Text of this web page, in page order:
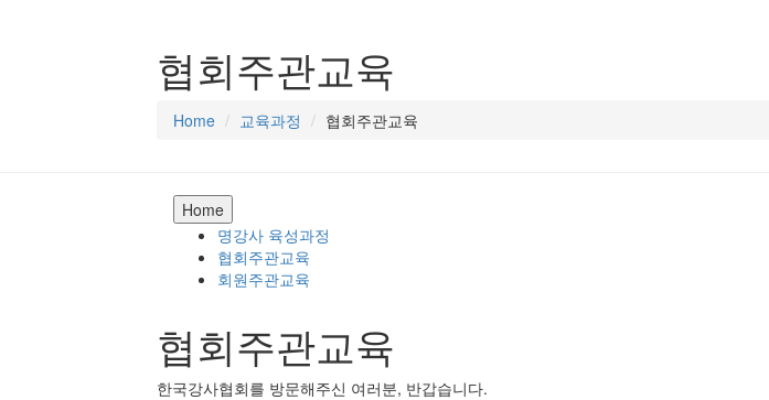
협회주관교육
Home 교육과정 협회주관교육
Home
명강사 육성과정
협회주관교육
회원주관교육
협회주관교육
한국강사협회를 방문해주신 여러분, 반갑습니다.